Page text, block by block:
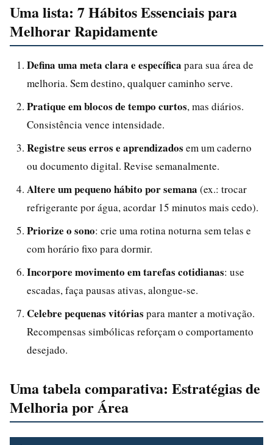
Uma lista: 7 Hábitos Essenciais para
Melhorar Rapidamente
Defina uma meta clara e específica para sua área de
melhoria. Sem destino, qualquer caminho serve.
Pratique em blocos de tempo curtos, mas diários.
Consistência vence intensidade.
Registre seus erros e aprendizados em um caderno
ou documento digital. Revise semanalmente.
Altere um pequeno hábito por semana (ex.: trocar
refrigerante por água, acordar 15 minutos mais cedo).
Priorize o sono: crie uma rotina noturna sem telas e
com horário fixo para dormir.
Incorpore movimento em tarefas cotidianas: use
escadas, faça pausas ativas, alongue-se.
Celebre pequenas vitórias para manter a motivação.
Recompensas simbólicas reforçam o comportamento
desejado.
Uma tabela comparativa: Estratégias de
Melhoria por Área